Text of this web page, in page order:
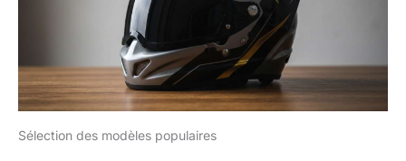
Sélection des modèles populaires